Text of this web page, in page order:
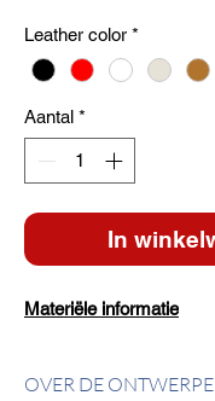
Leather color *
Aantal *
In
Materiële informatie
OVER DE